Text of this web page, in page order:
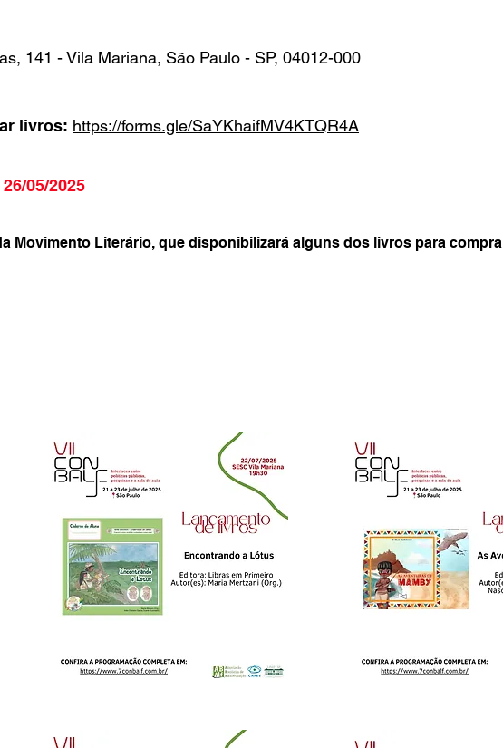
141 - Vila Mariana, São Paulo - SP, 04012-000
livros: https://forms.gle/SaYKhaifMV4KTQR4A
05/2025
Movimento Literário, que disponibilizará alguns dos livros para compra